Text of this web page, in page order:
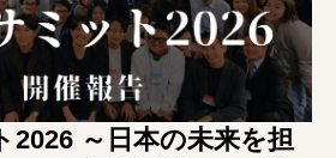
2026 ～日本の未来を担